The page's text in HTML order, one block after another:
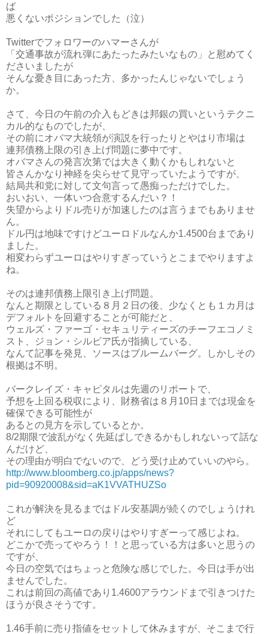
ば
悪くないポジションでした（泣）
Twitterでフォロワーのハマーさんが
「交通事故が流れ弾にあたったみたいなもの」と慰めてく
ださいましたが
そんな憂き目にあった方、多かったんじゃないでしょう
か。
さて、今日の午前の介入もどきは邦銀の買いというテクニ
カル的なものでしたが、
その前にオバマ大統領が演説を行ったりとやはり市場は
連邦債務上限の引き上げ問題に夢中です。
オバマさんの発言次第では大きく動くかもしれないと
皆さんかなり神経を尖らせて見守っていたようですが、
結局共和党に対して文句言って愚痴っただけでした。
おいおい、一体いつ合意するんだい？！
失望からよりドル売りが加速したのは言うまでもありませ
ん。
ドル円は地味ですけどユーロドルなんか1.4500台まであり
ました。
相変わらずユーロはやりすぎっていうとこまでやりますよ
ね。
そのは連邦債務上限引き上げ問題。
なんと期限としている８月２日の後、少なくとも１カ月は
デフォルトを回避することが可能だと、
ウェルズ・ファーゴ・セキュリティーズのチーフエコノミ
スト、ジョン・シルビア氏が指摘している、
なんて記事を発見、ソースはブルームバーグ。しかしその
根拠は不明。
バークレイズ・キャピタルは先週のリポートで、
予想を上回る税収により、財務省は８月10日までは現金を
確保できる可能性が
あるとの見方を示しているとか。
8/2期限で波乱がなく先延ばしできるかもしれないって話な
んだけど、
その理由が明白でないので、どう受け止めていいのやら。
http://www.bloomberg.co.jp/apps/news?
pid=90920008&sid=aK1VVATHUZSo
これが解決を見るまではドル安基調が続くのでしょうけれ
ど
それにしてもユーロの戻りはやりすぎーって感じよね。
どこかで売ってやろう！！と思っている方は多いと思うの
ですが、
今日の空気ではちょっと危険な感じでした。今日は手が出
ませんでした。
これは前回の高値であり1.4600アラウンドまで引きつけた
ほうが良さそうです。
1.46手前に売り指値をセットして休みますが、そこまで行